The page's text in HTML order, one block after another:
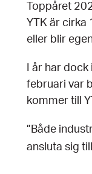
Toppåret
YTK är cirka
eller blir
I år har
februari var
kommer till
”Både
ansluta sig